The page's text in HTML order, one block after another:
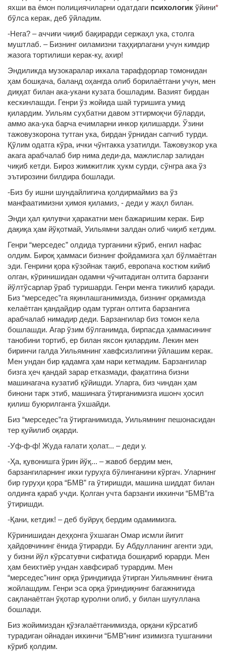
яхши ва ёмон полициячиларни одатдаги психологик ўйини*
бўлса керак, деб ўйладим.
-Нега? – аччиғи чиқиб бақирарди сержаҳл ука, столга
муштлаб. – Бизнинг оиламизни таҳқирлагани учун кимдир
жазога тортилиши керак-ку, ахир!
Эндиликда музокаралар иккала тарафдорлар томонидан
ҳам бошқача, баланд оҳангда олиб борилаётгани учун, мен
диққат билан ака-укани кузата бошладим. Вазият бирдан
кескинлашди. Генри ўз жойида шай туришига умид
қилардим. Уильям суҳбатни давом эттирмоқчи бўларди,
аммо ака-ука барча ечимларни инкор қилишарди. Ўзини
тажовузкорона тутган ука, бирдан ўрнидан сапчиб турди.
Қўлим одатга кўра, ички чўнтакка узатилди. Тажовузкор ука
акага арабчалаб бир нима деди-да, мажлислар залидан
чиқиб кетди. Бироз жимжитлик ҳукм сурди, сўнгра ака ўз
эътирозини билдира бошлади.
-Биз бу ишни шундайлигича қолдирмаймиз ва ўз
манфаатимизни ҳимоя қиламиз, - деди у жаҳл билан.
Энди ҳал қилувчи ҳаракатни мен бажаришим керак. Бир
дақиқа ҳам йўқотмай, Уильямни залдан олиб чиқиб кетдим.
Генри “мерседес” олдида турганини кўриб, енгил нафас
олдим. Бироқ ҳаммаси бизнинг фойдамизга ҳал бўлмаётган
эди. Генрини қора кўзойнак тақиб, европача костюм кийиб
олган, кўринишидан одамни чўчитадиган олтита барзанги
йўлтўсарлар ўраб туришарди. Генри менга тикилиб қаради.
Биз “мерседес”га яқинлашганимизда, бизнинг орқамизда
келаётган қандайдир одам турган олтита барзангига
арабчалаб нимадир деди. Барзангилар биз томон кела
бошлашди. Агар ўзим бўлганимда, бирпасда ҳаммасининг
танобини тортиб, ер билан яксон қилардим. Лекин мен
биринчи галда Уильямнинг хавфсизлигини ўйлашим керак.
Мен ундан бир қадамга ҳам нари кетмадим. Барзангилар
бизга ҳеч қандай зарар етказмади, фақатгина бизни
машинагача кузатиб қўйишди. Уларга, биз чиндан ҳам
бинони тарк этиб, машинага ўтирганимизга ишонч ҳосил
қилиш буюрилганга ўхшайди.
Биз “мерседес”га ўтирганимизда, Уильямнинг пешонасидан
тер қуйилиб оқарди.
-Уф-ф-ф! Жуда ғалати ҳолат... – деди у.
-Ҳа, қувонишга ўрин йўқ... – жавоб бердим мен,
барзангиларнинг икки гуруҳга бўлинганини кўргач. Уларнинг
бир гуруҳи қора “БМВ” га ўтиришди, машина шиддат билан
олдинга қараб учди. Қолган учта барзанги иккинчи “БМВ”га
ўтиришди.
-Қани, кетдик! – деб буйруқ бердим одамимизга.
Кўринишидан деҳқонга ўхшаган Омар исмли йигит
ҳайдовчининг ёнида ўтирарди. Бу Абдулланинг агенти эди,
у бизни йўл кўрсатувчи сифатида бошқариб юрарди. Мен
ҳам беихтиёр ундан хавфсираб турардим. Мен
“мерседес”нинг орқа ўриндиғида ўтирган Уильямнинг ёнига
жойлашдим. Генри эса орқа ўриндиқнинг багажнигида
сақланаётган ўқотар қуролни олиб, у билан шуғуллана
бошлади.
Биз жойимиздан қўзғалаётганимизда, орқани кўрсатиб
турадиган ойнадан иккинчи “БМВ”нинг изимизга тушганини
кўриб қолдим.